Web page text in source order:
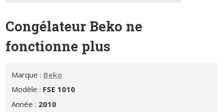
Congélateur Beko ne
fonctionne plus
Marque : Beko
Modèle : FSE 1010
Année : 2010